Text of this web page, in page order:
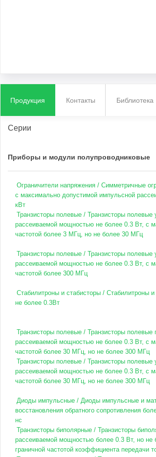
Продукция Контакты Библиотека
Серии
Приборы и модули полупроводниковые
Ограничители напряжения / Симметричные
с максимально допустимой импульсной
кВт
Транзисторы полевые / Транзисторы полевые
рассеиваемой мощностью не более 0.3 Вт, с
частотой более 3 МГц, но не более 30 МГц
Транзисторы полевые / Транзисторы полевые
рассеиваемой мощностью не более 0.3 Вт, с
частотой более 300 МГц
Стабилитроны и стабисторы / Стабилитроны
не более 0.3Вт
Транзисторы полевые / Транзисторы полевые
рассеиваемой мощностью не более 0.3 Вт, с
частотой более 30 МГц, но не более 300 МГц
Транзисторы полевые / Транзисторы полевые
рассеиваемой мощностью не более 0.3 Вт, с
частотой более 30 МГц, но не более 300 МГц
Диоды импульсные / Диоды импульсные и
восстановления обратного сопротивления
нс
Транзисторы биполярные / Транзисторы
рассеиваемой мощностью более 0.3 Вт, но не
граничной частотой коэффициента передачи